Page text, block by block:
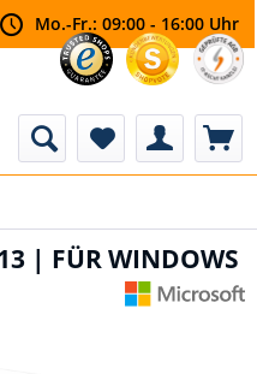
Mo.-Fr.: 09:00 - 16:00 Uhr
| FÜR WINDOWS